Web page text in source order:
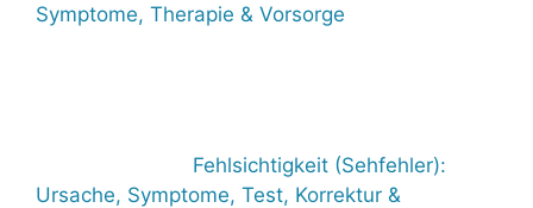
Symptome, Therapie & Vorsorge
Fehlsichtigkeit (Sehfehler):
Ursache, Symptome, Test, Korrektur &